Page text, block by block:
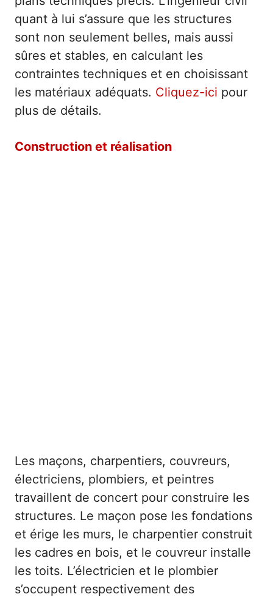
quant à lui s’assure que les structures
sont non seulement belles, mais aussi
sûres et stables, en calculant les
contraintes techniques et en choisissant
les matériaux adéquats. Cliquez-ici pour
plus de détails.
Construction et réalisation
Les maçons, charpentiers, couvreurs,
électriciens, plombiers, et peintres
travaillent de concert pour construire les
structures. Le maçon pose les fondations
et érige les murs, le charpentier construit
les cadres en bois, et le couvreur installe
les toits. L’électricien et le plombier
s’occupent respectivement des